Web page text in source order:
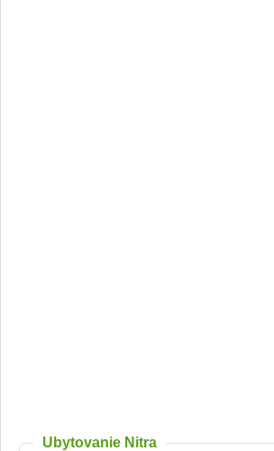
Ubytovanie Nitra